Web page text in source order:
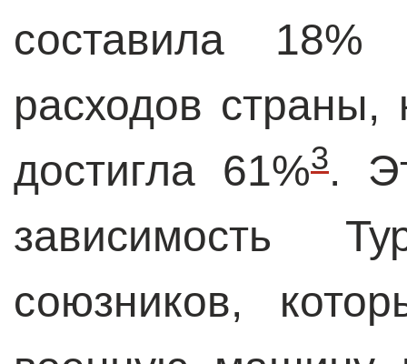
составила
расходов
достигла 61%3.
зависимость
союзников,